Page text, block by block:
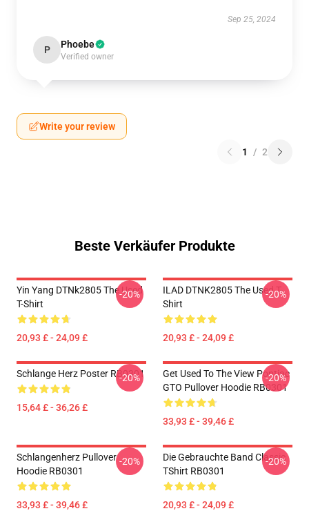
Sep 25, 2024
P Phoebe
Verified owner
Write your review
1 / 2
Beste Verkäufer Produkte
Yin Yang DTNk2805 The Used
T-Shirt
20,93 £ - 24,09 £
-20%
ILAD DTNK2805 The Used T-
Shirt
20,93 £ - 24,09 £
-20%
Schlange Herz Poster RB0301
15,64 £ - 36,26 £
-20%
Get Used To The View Pontiac
GTO Pullover Hoodie RB0301
33,93 £ - 39,46 £
-20%
Schlangenherz Pullover
Hoodie RB0301
33,93 £ - 39,46 £
-20%
Die Gebrauchte Band Classic
TShirt RB0301
20,93 £ - 24,09 £
-20%